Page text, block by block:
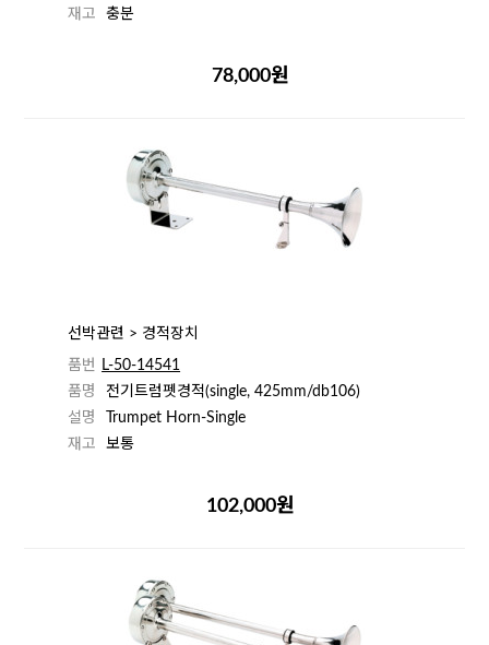
재고
충분
78,000원
선박관련 > 경적장치
품번
L-50-14541
품명
전기트럼펫경적(single, 425mm/db106)
설명
Trumpet Horn-Single
재고
보통
102,000원